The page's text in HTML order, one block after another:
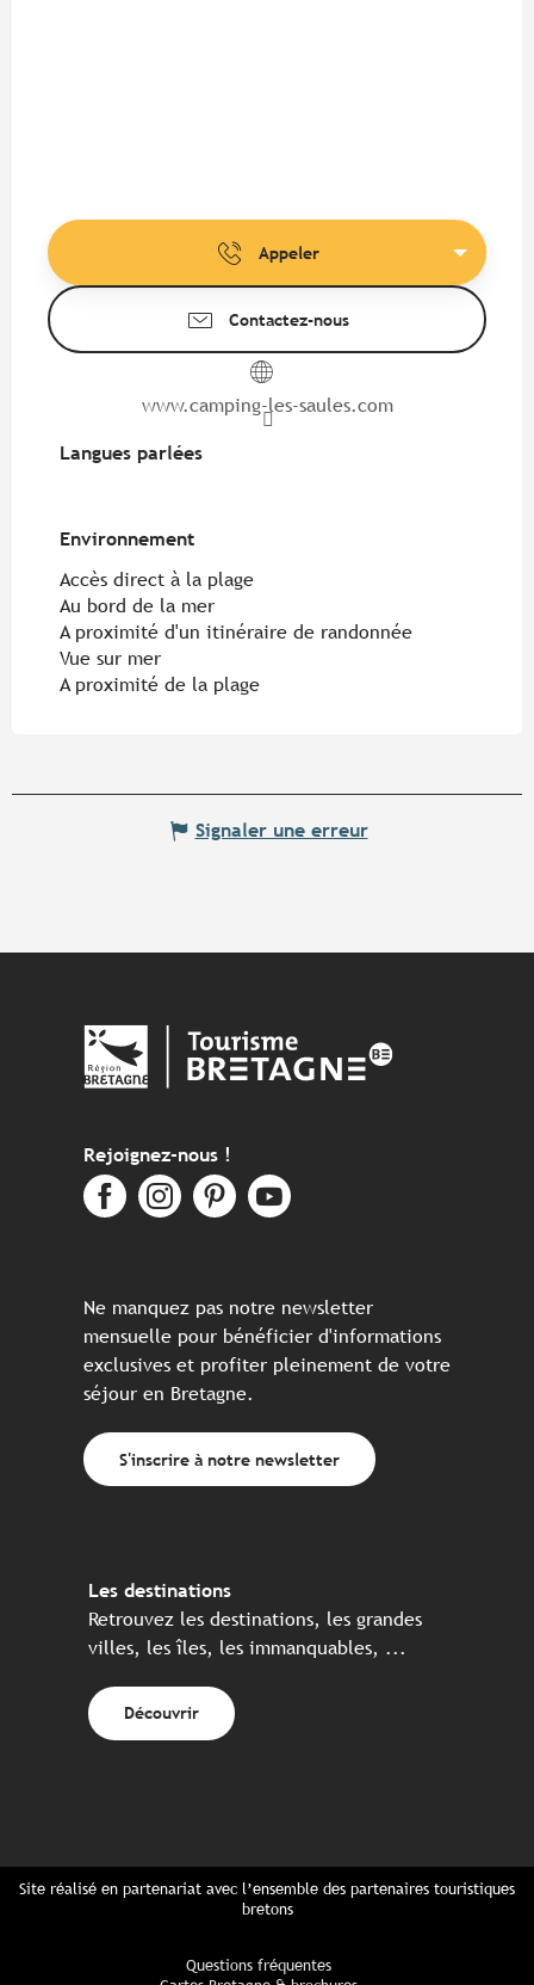
Appeler
Contactez-nous
www.camping-les-saules.com
Langues parlées
Langues parlées
Environnement
Environnement
Accès direct à la plage
Au bord de la mer
A proximité d'un itinéraire de randonnée
Vue sur mer
A proximité de la plage
Signaler une erreur
Rejoignez-nous !
Ne manquez pas notre newsletter
mensuelle pour bénéficier d'informations
exclusives et profiter pleinement de votre
séjour en Bretagne.
S'inscrire à notre newsletter
Les destinations
Retrouvez les destinations, les grandes
villes, les îles, les immanquables, ...
Découvrir
Site réalisé en partenariat avec l’ensemble des partenaires touristiques
bretons
Questions fréquentes